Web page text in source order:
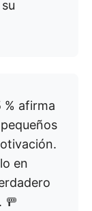
% afirma
en
🚥